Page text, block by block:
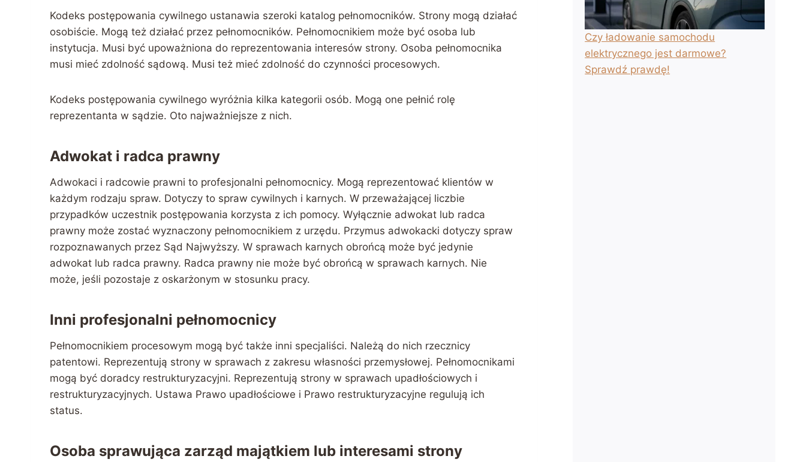
Kodeks postępowania cywilnego ustanawia szeroki katalog pełnomocników. Strony mogą działać
osobiście. Mogą też działać przez pełnomocników. Pełnomocnikiem może być osoba lub
instytucja. Musi być upoważniona do reprezentowania interesów strony. Osoba pełnomocnika
musi mieć zdolność sądową. Musi też mieć zdolność do czynności procesowych.
Kodeks postępowania cywilnego wyróżnia kilka kategorii osób. Mogą one pełnić rolę
reprezentanta w sądzie. Oto najważniejsze z nich.
Adwokat i radca prawny
Adwokaci i radcowie prawni to profesjonalni pełnomocnicy. Mogą reprezentować klientów w
każdym rodzaju spraw. Dotyczy to spraw cywilnych i karnych. W przeważającej liczbie
przypadków uczestnik postępowania korzysta z ich pomocy. Wyłącznie adwokat lub radca
prawny może zostać wyznaczony pełnomocnikiem z urzędu. Przymus adwokacki dotyczy spraw
rozpoznawanych przez Sąd Najwyższy. W sprawach karnych obrońcą może być jedynie
adwokat lub radca prawny. Radca prawny nie może być obrońcą w sprawach karnych. Nie
może, jeśli pozostaje z oskarżonym w stosunku pracy.
Inni profesjonalni pełnomocnicy
Pełnomocnikiem procesowym mogą być także inni specjaliści. Należą do nich rzecznicy
patentowi. Reprezentują strony w sprawach z zakresu własności przemysłowej. Pełnomocnikami
mogą być doradcy restrukturyzacyjni. Reprezentują strony w sprawach upadłościowych i
restrukturyzacyjnych. Ustawa Prawo upadłościowe i Prawo restrukturyzacyjne regulują ich
status.
Osoba sprawująca zarząd majątkiem lub interesami strony
Czy ładowanie samochodu
elektrycznego jest darmowe?
Sprawdź prawdę!